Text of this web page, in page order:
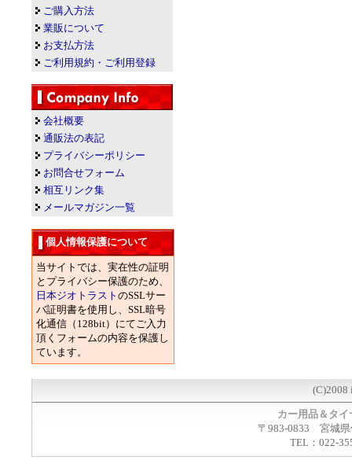
ご購入方法
業販について
お支払方法
ご利用規約・ご利用登録
会社概要
通販法の表記
プライバシーポリシー
お問合せフォーム
相互リンク集
メールマガジン一覧
個人情報保護について
当サイトでは、実在性の証明
とプライバシー保護のため、
日本ジオトラスト のSSLサー
バ証明書を使用し、SSL暗号
化通信（128bit）にてご入力
頂くフォームの内容を保護し
ています。
(C)2008
カー用品＆タ
〒983-0833 宮城県
TEL：022-